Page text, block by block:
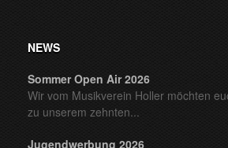
NEWS
Sommer Open Air 2026
Wir vom Musikverein Holler möchten
zu unserem zehnten...
Jugendwerbung 2026